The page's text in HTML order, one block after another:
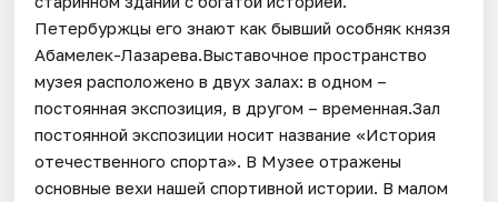
Петербуржцы его знают как бывший особняк князя
Абамелек-Лазарева.Выставочное пространство
музея расположено в двух залах: в одном –
постоянная экспозиция, в другом – временная.Зал
постоянной экспозиции носит название «История
отечественного спорта». В Музее отражены
основные вехи нашей спортивной истории. В малом